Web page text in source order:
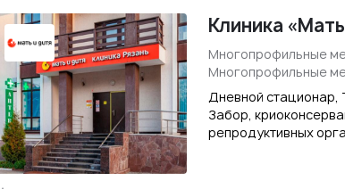
Клиника
Многопрофильные
Многопрофильные
Дневной стационар,
Забор,
репродуктивных